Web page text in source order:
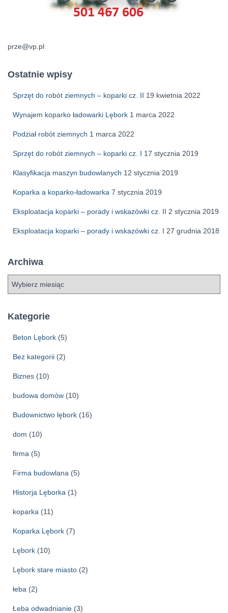
prze@vp.pl
Ostatnie wpisy
Sprzęt do robót ziemnych – koparki cz. II 19 kwietnia 2022
Wynajem koparko ładowarki Lębork 1 marca 2022
Podział robót ziemnych 1 marca 2022
Sprzęt do robót ziemnych – koparki cz. I 17 stycznia 2019
Klasyfikacja maszyn budowlanych 12 stycznia 2019
Koparka a koparko-ładowarka 7 stycznia 2019
Eksploatacja koparki – porady i wskazówki cz. II 2 stycznia 2019
Eksploatacja koparki – porady i wskazówki cz. I 27 grudnia 2018
Archiwa
h
Kategorie
Beton Lębork (5)
Bez kategorii (2)
Biznes (10)
budowa domów (10)
Budownictwo lębork (16)
dom (10)
firma (5)
Firma budowlana (5)
Historja Lęborka (1)
koparka (11)
Koparka Lębork (7)
Lębork (10)
Lębork stare miasto (2)
łeba (2)
Łeba odwadnianie (3)